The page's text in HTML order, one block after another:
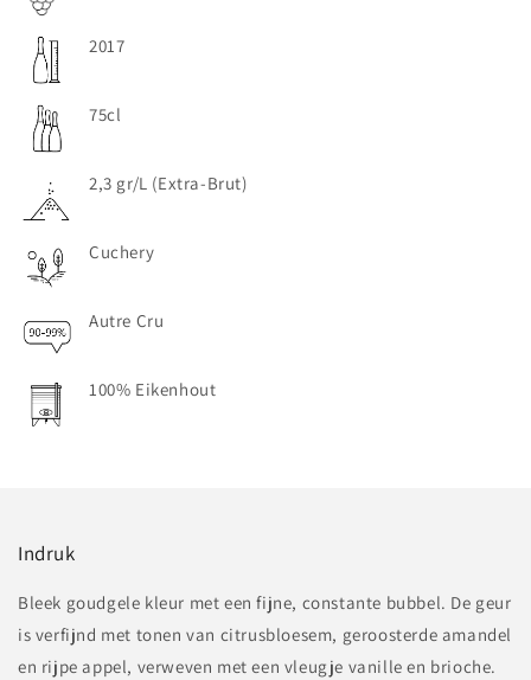
2017
75cl
2,3 gr/L (Extra-Brut)
Cuchery
Autre Cru
100% Eikenhout
Indruk
Bleek goudgele kleur met een fijne, constante bubbel. De geur
is verfijnd met tonen van citrusbloesem, geroosterde amandel
en rijpe appel, verweven met een vleugje vanille en brioche.